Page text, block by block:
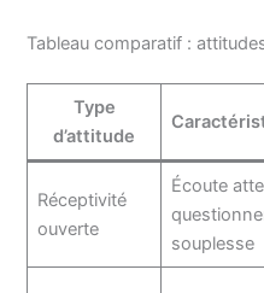
Tableau comparatif :
Type
d’attitude
Réceptivité
ouverte
Écoute
souplesse